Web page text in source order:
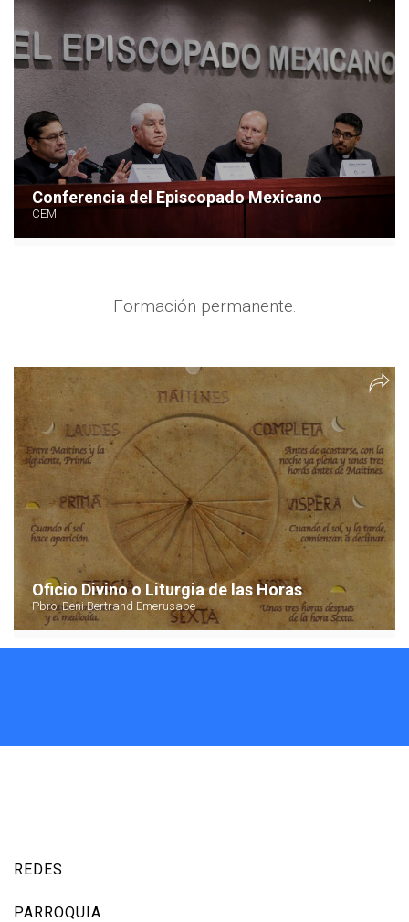
Conferencia del Episcopado Mexicano
CEM
Formación permanente.
Oficio Divino o Liturgia de las Horas
Pbro. Beni Bertrand Emerusabe
REDES
PARROQUIA